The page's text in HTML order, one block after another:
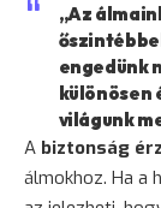
„Az
engedünk
világunk
A biztonság
álmokhoz. Ha a